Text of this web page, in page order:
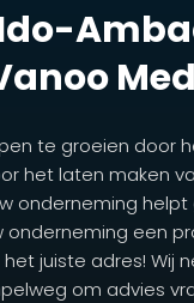
te groeien door
het laten maken
onderneming helpt
een
juiste adres! Wij
om advies